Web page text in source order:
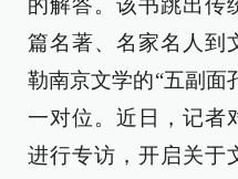
篇名著、名家名人到
勒南京文学的“五副面
一对位。近日，记者
进行专访，开启关于